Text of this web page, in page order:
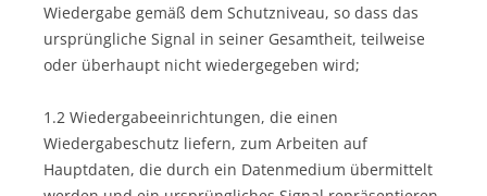
Wiedergabe gemäß dem Schutzniveau, so dass das
ursprüngliche Signal in seiner Gesamtheit, teilweise
oder überhaupt nicht wiedergegeben wird;
1.2 Wiedergabeeinrichtungen, die einen
Wiedergabeschutz liefern, zum Arbeiten auf
Hauptdaten, die durch ein Datenmedium übermittelt